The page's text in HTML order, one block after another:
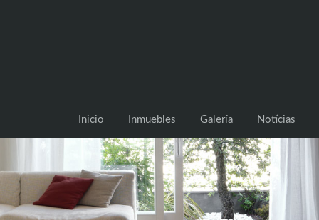
Inicio Inmuebles Galería Notícias